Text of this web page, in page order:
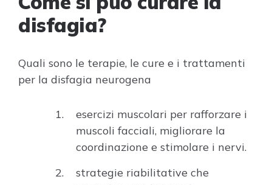
disfagia?
Quali sono le terapie, le cure e i trattamenti
per la disfagia neurogena
esercizi muscolari per rafforzare i
muscoli facciali, migliorare la
coordinazione e stimolare i nervi.
strategie riabilitative che